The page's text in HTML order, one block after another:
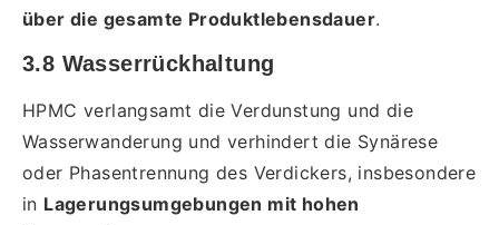
über die gesamte Produktlebensdauer.
3.8 Wasserrückhaltung
HPMC verlangsamt die Verdunstung und die
Wasserwanderung und verhindert die Synärese
oder Phasentrennung des Verdickers, insbesondere
in Lagerungsumgebungen mit hohen